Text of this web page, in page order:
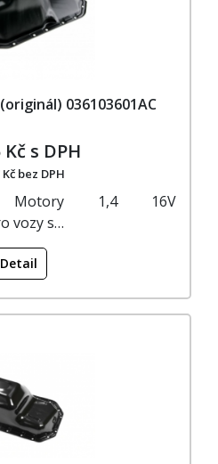
036103601AC
Kč s DPH
Kč bez DPH
Motory 1,4 16V
vozy s…
Detail